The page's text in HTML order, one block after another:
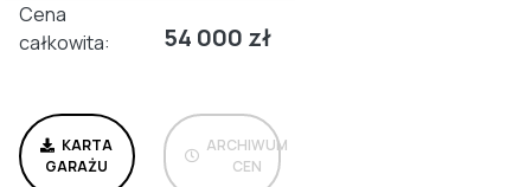
Cena
całkowita:
54 000 zł
KARTA
GARAŻU
ARCHIWUM
CEN